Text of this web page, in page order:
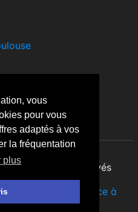
vous
pour vous
adaptés à vos
la fréquentation
plus
- Tous droits réservés
Web Freelance à